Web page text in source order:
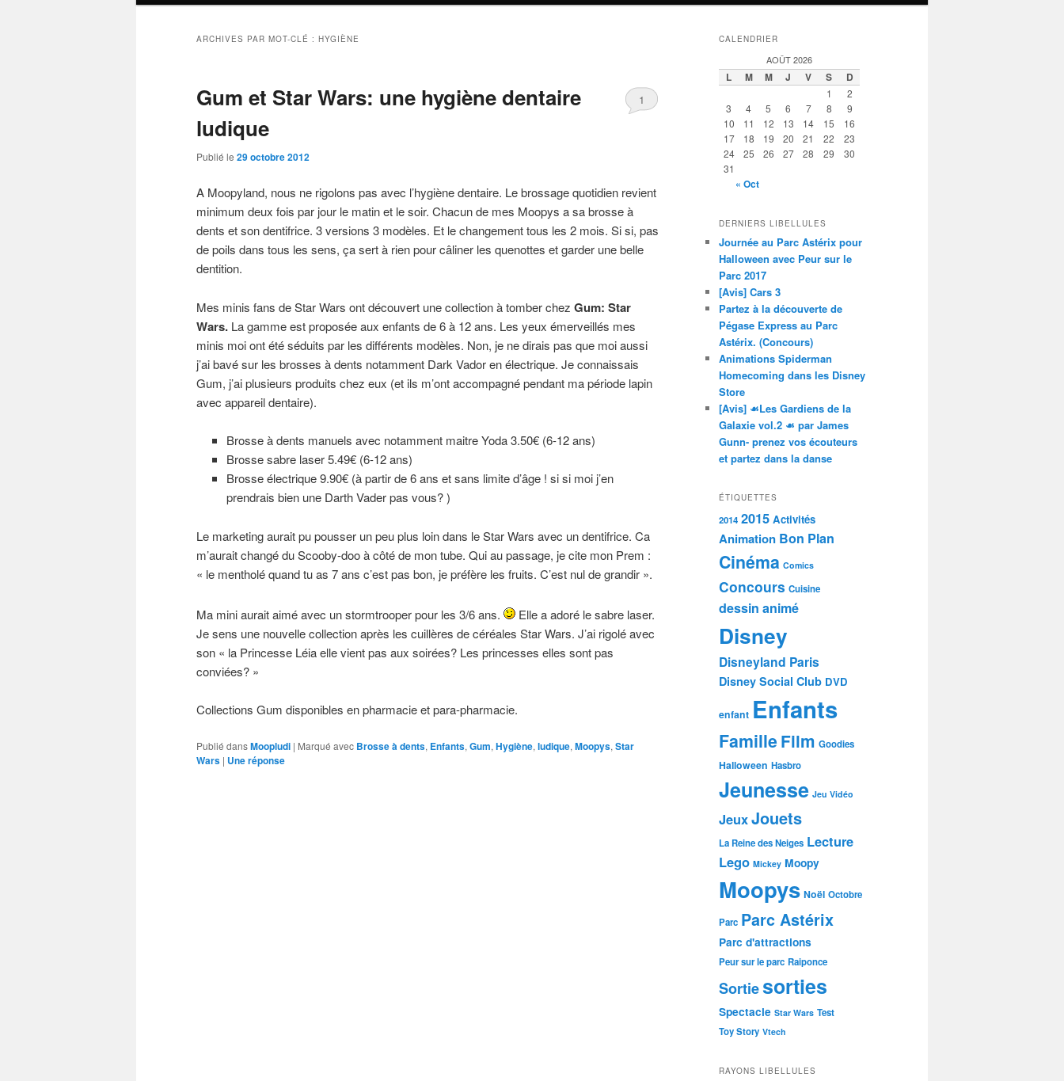
ARCHIVES PAR MOT-CLÉ : HYGIÈNE
Gum et Star Wars: une hygiène dentaire
ludique
Publié le 29 octobre 2012
1
A Moopyland, nous ne rigolons pas avec l’hygiène dentaire. Le brossage quotidien revient
minimum deux fois par jour le matin et le soir. Chacun de mes Moopys a sa brosse à
dents et son dentifrice. 3 versions 3 modèles. Et le changement tous les 2 mois. Si si, pas
de poils dans tous les sens, ça sert à rien pour câliner les quenottes et garder une belle
dentition.
Mes minis fans de Star Wars ont découvert une collection à tomber chez Gum: Star
Wars. La gamme est proposée aux enfants de 6 à 12 ans. Les yeux émerveillés mes
minis moi ont été séduits par les différents modèles. Non, je ne dirais pas que moi aussi
j’ai bavé sur les brosses à dents notamment Dark Vador en électrique. Je connaissais
Gum, j’ai plusieurs produits chez eux (et ils m’ont accompagné pendant ma période lapin
avec appareil dentaire).
Brosse à dents manuels avec notamment maitre Yoda 3.50€ (6-12 ans)
Brosse sabre laser 5.49€ (6-12 ans)
Brosse électrique 9.90€ (à partir de 6 ans et sans limite d’âge ! si si moi j’en
prendrais bien une Darth Vader pas vous? )
Le marketing aurait pu pousser un peu plus loin dans le Star Wars avec un dentifrice. Ca
m’aurait changé du Scooby-doo à côté de mon tube. Qui au passage, je cite mon Prem :
« le mentholé quand tu as 7 ans c’est pas bon, je préfère les fruits. C’est nul de grandir ».
Ma mini aurait aimé avec un stormtrooper pour les 3/6 ans.
Elle a adoré le sabre laser.
Je sens une nouvelle collection après les cuillères de céréales Star Wars. J’ai rigolé avec
son « la Princesse Léia elle vient pas aux soirées? Les princesses elles sont pas
conviées? »
Collections Gum disponibles en pharmacie et para-pharmacie.
Publié dansMoopludi | Marqué avec Brosse à dents, Enfants, Gum, Hygiène, ludique, Moopys, Star
Wars | Uneréponse
CALENDRIER
AOÛT 2026
L M M J V S D
1
2
3
4 5 6 7 8
9
10
11 12 13 14 15
16
17
18 19 20 21 22
23
24
25 26 27 28 29
30
31
« Oct
DERNIERS LIBELLULES
Journée au Parc Astérix pour
Halloween avec Peur sur le
Parc 2017
[Avis] Cars 3
Partez à la découverte de
Pégase Express au Parc
Astérix. (Concours)
Animations Spiderman
Homecoming dans les Disney
Store
[Avis] ☙Les Gardiens de la
Galaxie vol.2 ☙ par James
Gunn- prenez vos écouteurs
et partez dans la danse
ÉTIQUETTES
2014 2015 Activités
Animation Bon Plan
Cinéma Comics
Concours Cuisine
dessin animé
Disney
Disneyland Paris
Disney Social Club DVD
enfant Enfants
FamilleFilm Goodies
Halloween Hasbro
Jeunesse Jeu Vidéo
JeuxJouets
La Reine des Neiges Lecture
Lego Mickey Moopy
Moopys Noël Octobre
Parc Parc Astérix
Parc d'attractions
Peur sur le parc Raiponce
Sortiesorties
Spectacle Star Wars Test
Toy Story Vtech
RAYONS LIBELLULES